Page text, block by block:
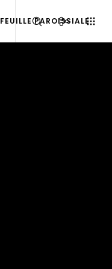
FEUILLE PAROISSIALE